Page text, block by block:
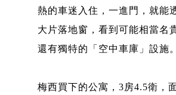
熱的車迷入住，一進門，就能
大片落地窗，看到可能相當名
還有獨特的「空中車庫」設施。
梅西買下的公寓，3房4.5衛，